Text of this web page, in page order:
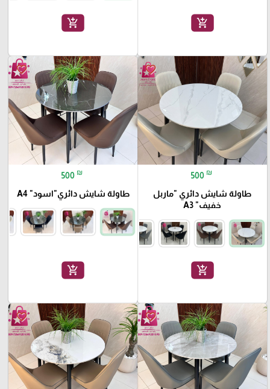
add_shopping_cart
add_shopping_cart
favorite_border
500 ₪
طاولة شايش دائري "ماربل
خفيف" A3
add_shopping_cart
favorite_border
500 ₪
طاولة شايش دائري"اسود" A4
add_shopping_cart
favorite_border
favorite_border